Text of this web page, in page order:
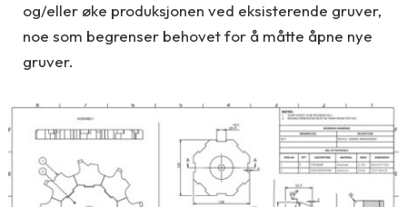
og/eller øke produksjonen ved eksisterende gruver,
noe som begrenser behovet for å måtte åpne nye
gruver.